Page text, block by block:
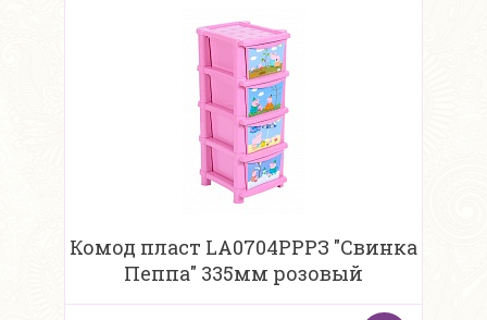
Комод пласт LA0704РРРЗ "Свинка
Пеппа" 335мм розовый